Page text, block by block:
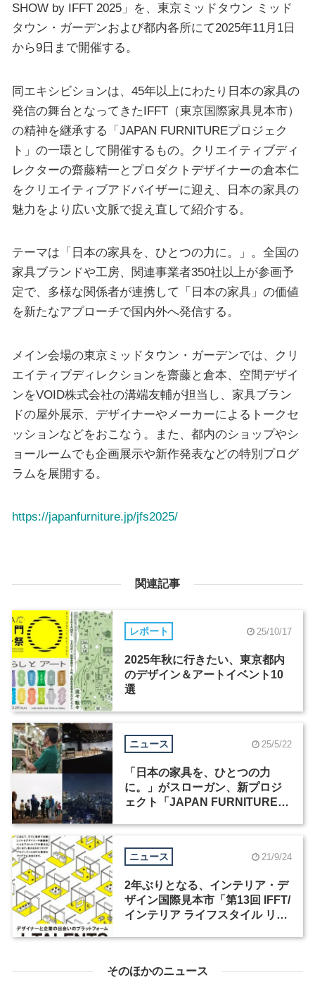
SHOW by IFFT 2025」を、東京ミッドタウン ミッド
タウン・ガーデンおよび都内各所にて2025年11月1日
から9日まで開催する。
同エキシビションは、45年以上にわたり日本の家具の
発信の舞台となってきたIFFT（東京国際家具見本市）
の精神を継承する「JAPAN FURNITUREプロジェク
ト」の一環として開催するもの。クリエイティブディ
レクターの齋藤精一とプロダクトデザイナーの倉本仁
をクリエイティブアドバイザーに迎え、日本の家具の
魅力をより広い文脈で捉え直して紹介する。
テーマは「日本の家具を、ひとつの力に。」。全国の
家具ブランドや工房、関連事業者350社以上が参画予
定で、多様な関係者が連携して「日本の家具」の価値
を新たなアプローチで国内外へ発信する。
メイン会場の東京ミッドタウン・ガーデンでは、クリ
エイティブディレクションを齋藤と倉本、空間デザイ
ンをVOID株式会社の溝端友輔が担当し、家具ブラン
ドの屋外展示、デザイナーやメーカーによるトークセ
ッションなどをおこなう。また、都内のショップやシ
ョールームでも企画展示や新作発表などの特別プログ
ラムを展開する。
https://japanfurniture.jp/jfs2025/
関連記事
レポート 25/10/17
2025年秋に行きたい、東京都内
のデザイン＆アートイベント10
選
ニュース 25/5/22
「日本の家具を、ひとつの力
に。」がスローガン、新プロジ
ェクト「JAPAN FURNITURE」
ニュース 21/9/24
2年ぶりとなる、インテリア・デ
ザイン国際見本市「第13回 IFFT/
インテリア ライフスタイル リビ
そのほかのニュース